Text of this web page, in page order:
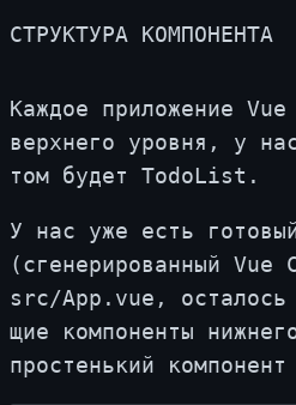
СТРУК­ТУ­РА КОМ­ПО­НЕН­ТА
Каж­дое при­ло­же­ние
верх­не­го уров­ня, у
том бу­дет TodoList.
У нас уже есть
(сге­не­ри­ро­ван­ный Vue
src/App.​vue, оста­лось
щие ком­по­нен­ты
про­стень­кий